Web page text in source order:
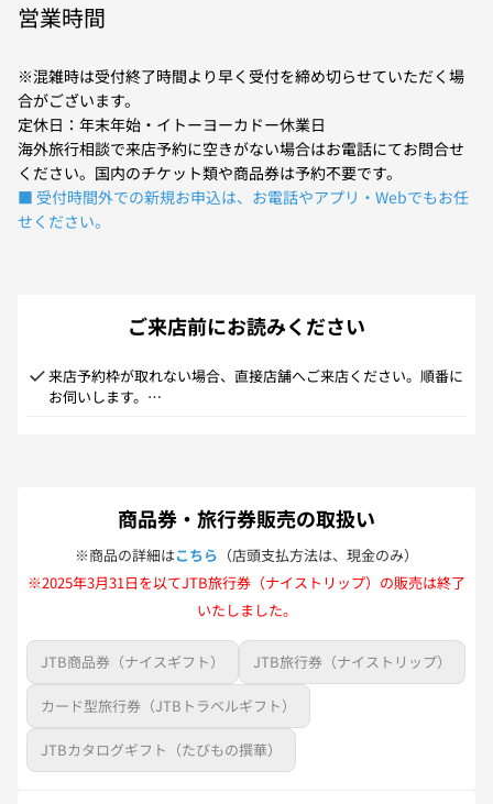
営業時間
※混雑時は受付終了時間より早く受付を締め切らせていただく場
合がございます。
定休日：年末年始・イトーヨーカドー休業日
海外旅行相談で来店予約に空きがない場合はお電話にてお問合せ
ください。国内のチケット類や商品券は予約不要です。
■ 受付時間外での新規お申込は、お電話やアプリ・Webでもお任
せください。
ご来店前にお読みください
来店予約枠が取れない場合、直接店舗へご来店ください。順番に
お伺いします。
商品券・旅行券販売の取扱い
※商品の詳細はこちら （店頭支払方法は、現金のみ）
※2025年3月31日を以てJTB旅行券（ナイストリップ）の販売は終了
いたしました。
JTB商品券（ナイスギフト） JTB旅行券（ナイストリップ）
カード型旅行券（JTBトラベルギフト）
JTBカタログギフト（たびもの撰華）